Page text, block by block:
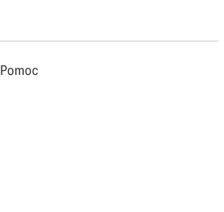
Pomoc